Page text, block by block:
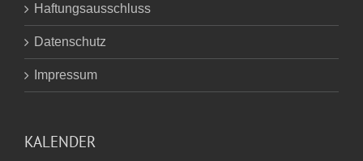
Haftungsausschluss
Datenschutz
Impressum
KALENDER